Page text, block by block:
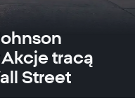
tracą
Street